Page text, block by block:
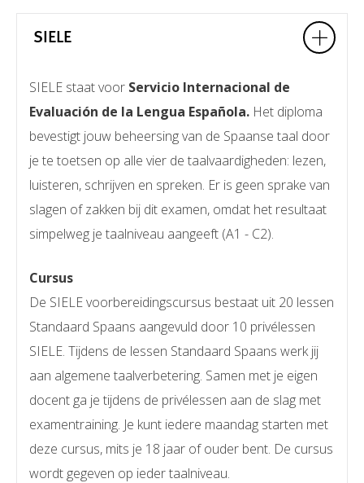
SIELE
SIELE staat voor Servicio Internacional de
Evaluación de la Lengua Española. Het diploma
bevestigt jouw beheersing van de Spaanse taal door
je te toetsen op alle vier de taalvaardigheden: lezen,
luisteren, schrijven en spreken. Er is geen sprake van
slagen of zakken bij dit examen, omdat het resultaat
simpelweg je taalniveau aangeeft (A1 - C2).
Cursus
De SIELE voorbereidingscursus bestaat uit 20 lessen
Standaard Spaans aangevuld door 10 privélessen
SIELE. Tijdens de lessen Standaard Spaans werk jij
aan algemene taalverbetering. Samen met je eigen
docent ga je tijdens de privélessen aan de slag met
examentraining. Je kunt iedere maandag starten met
deze cursus, mits je 18 jaar of ouder bent. De cursus
wordt gegeven op ieder taalniveau.